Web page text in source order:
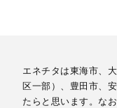
エネチタは東海市、
区一部）、豊田市、
たらと思います。な